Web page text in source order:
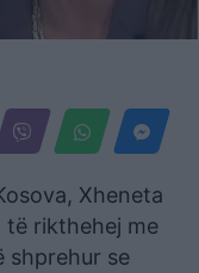
Xheneta
të rikthehej me
shprehur se